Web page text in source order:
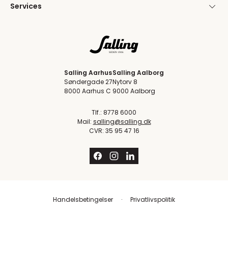
Services
Salling Aarhus
Søndergade 27
8000 Aarhus C
Salling Aalborg
Nytorv 8
9000 Aalborg
Tlf.: 8778 6000
Mail: salling@salling.dk
CVR: 35 95 47 16
Handelsbetingelser Privatlivspolitik